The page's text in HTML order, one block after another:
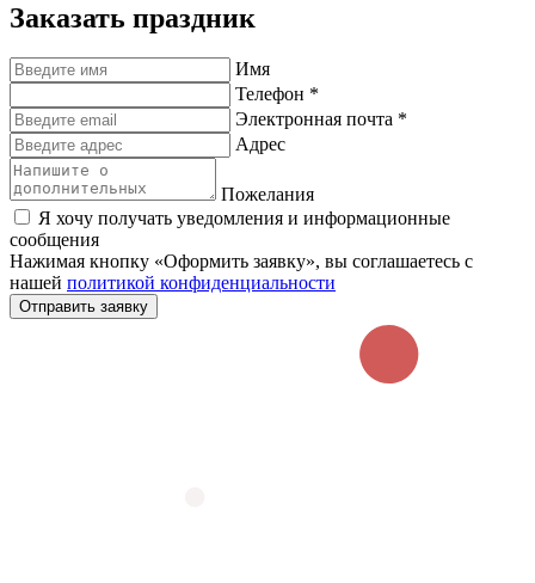
Заказать праздник
Имя
Телефон *
Электронная почта *
Адрес
Пожелания
Я хочу получать уведомления и информационные
сообщения
Нажимая кнопку «Оформить заявку», вы соглашаетесь с
нашей политикой конфиденциальности
Отправить заявку